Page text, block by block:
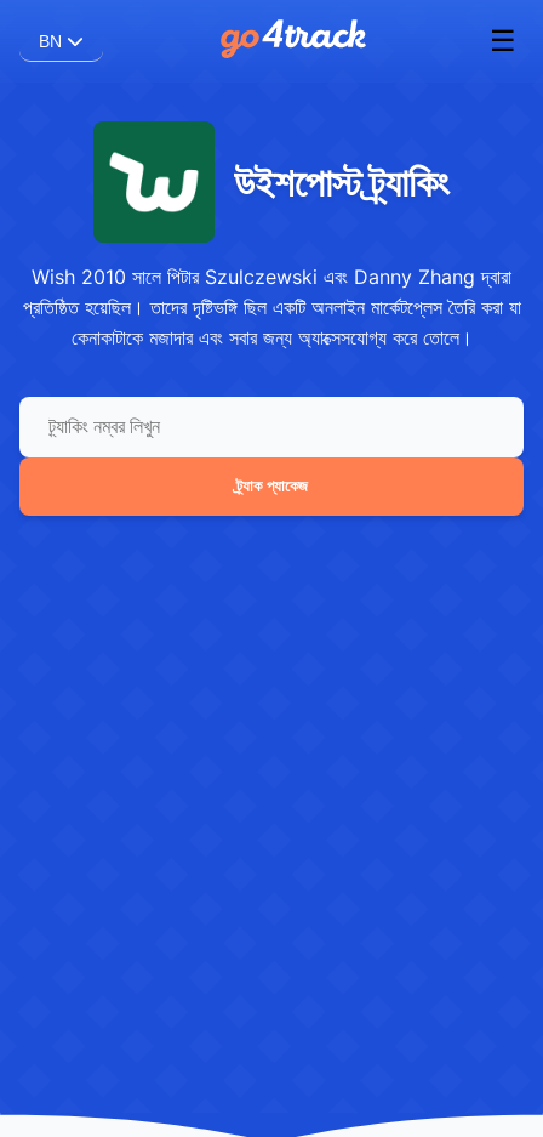
BN ☰
উইশপোস্ট ট্র্যাকিং
Wish 2010 সালে পিটার Szulczewski এবং Danny Zhang দ্বারা
প্রতিষ্ঠিত হয়েছিল। তাদের দৃষ্টিভঙ্গি ছিল একটি অনলাইন মার্কেটপ্লেস তৈরি করা যা
কেনাকাটাকে মজাদার এবং সবার জন্য অ্যাক্সেসযোগ্য করে তোলে।
ট্র্যাক প্যাকেজ